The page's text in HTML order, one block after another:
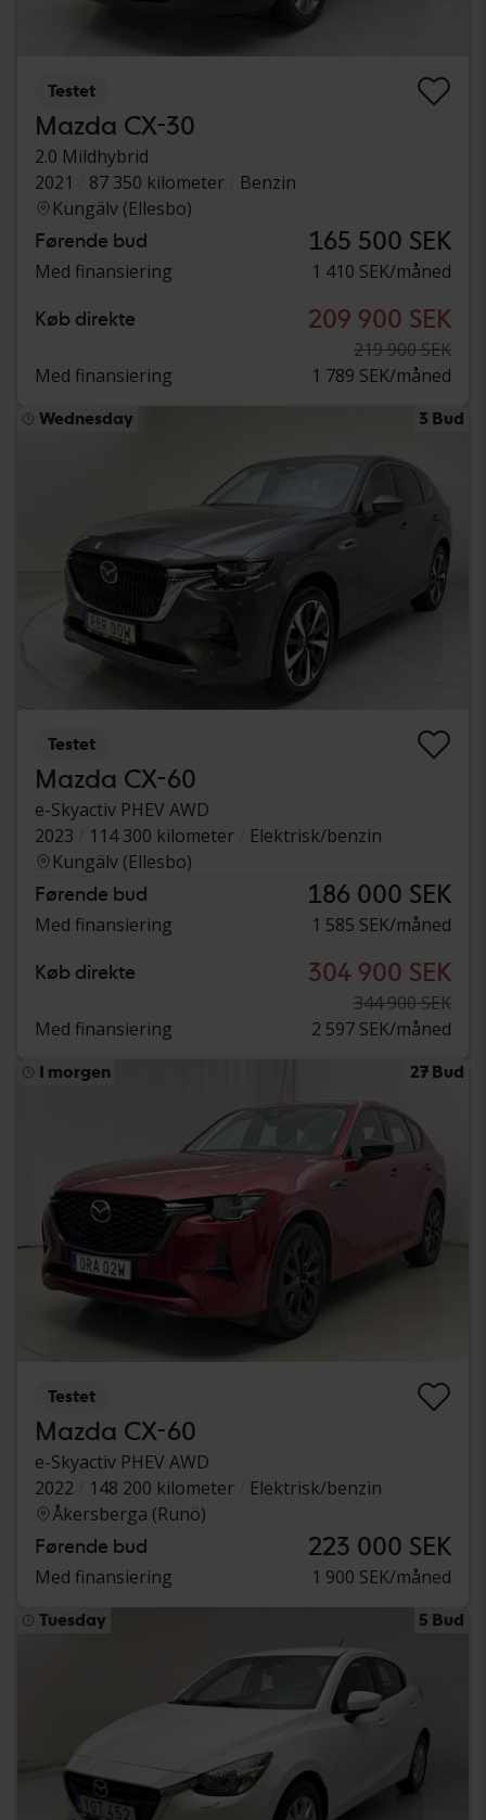
Testet
Mazda CX-30
2.0 Mildhybrid
2021
87 350 kilometer
Benzin
Kungälv (Ellesbo)
Førende bud 165 500 SEK
Med finansiering 1 410 SEK/måned
Køb direkte 209 900 SEK
219 900 SEK
Med finansiering
1 789 SEK/måned
Wednesday 3 Bud
Testet
Mazda CX-60
e-Skyactiv PHEV AWD
2023
114 300 kilometer
Elektrisk/benzin
Kungälv (Ellesbo)
Førende bud 186 000 SEK
Med finansiering 1 585 SEK/måned
Køb direkte 304 900 SEK
344 900 SEK
Med finansiering
2 597 SEK/måned
I morgen 27 Bud
Testet
Mazda CX-60
e-Skyactiv PHEV AWD
2022
148 200 kilometer
Elektrisk/benzin
Åkersberga (Runö)
Førende bud 223 000 SEK
Med finansiering 1 900 SEK/måned
Tuesday 5 Bud